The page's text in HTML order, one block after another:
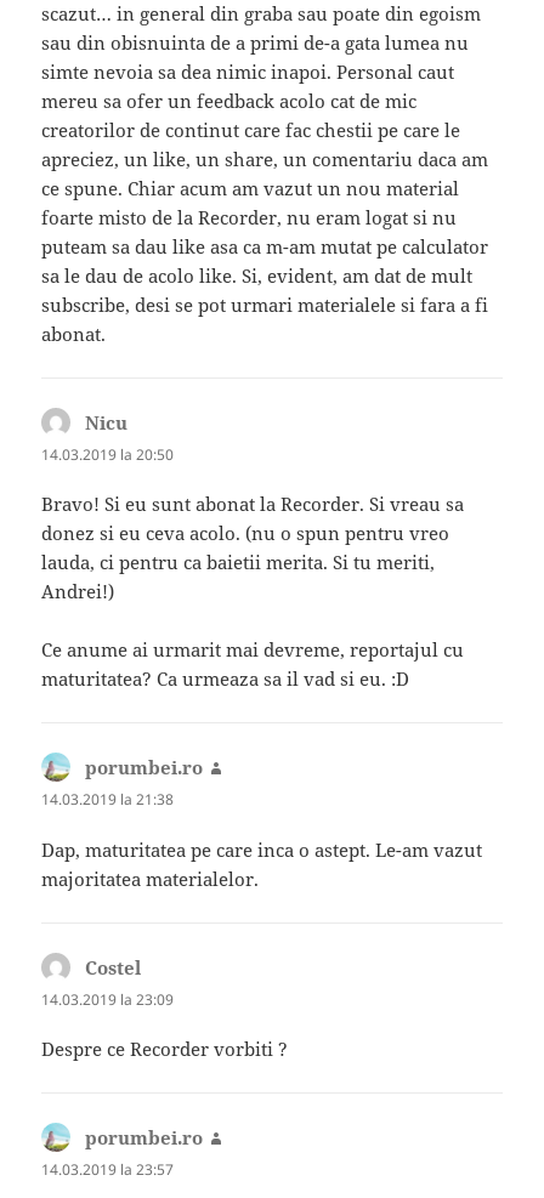
scazut… in general din graba sau poate din egoism
sau din obisnuinta de a primi de-a gata lumea nu
simte nevoia sa dea nimic inapoi. Personal caut
mereu sa ofer un feedback acolo cat de mic
creatorilor de continut care fac chestii pe care le
apreciez, un like, un share, un comentariu daca am
ce spune. Chiar acum am vazut un nou material
foarte misto de la Recorder, nu eram logat si nu
puteam sa dau like asa ca m-am mutat pe calculator
sa le dau de acolo like. Si, evident, am dat de mult
subscribe, desi se pot urmari materialele si fara a fi
abonat.
Nicu
14.03.2019 la 20:50
Bravo! Si eu sunt abonat la Recorder. Si vreau sa
donez si eu ceva acolo. (nu o spun pentru vreo
lauda, ci pentru ca baietii merita. Si tu meriti,
Andrei!)
Ce anume ai urmarit mai devreme, reportajul cu
maturitatea? Ca urmeaza sa il vad si eu. :D
porumbei.ro
14.03.2019 la 21:38
Dap, maturitatea pe care inca o astept. Le-am vazut
majoritatea materialelor.
Costel
14.03.2019 la 23:09
Despre ce Recorder vorbiti ?
porumbei.ro
14.03.2019 la 23:57